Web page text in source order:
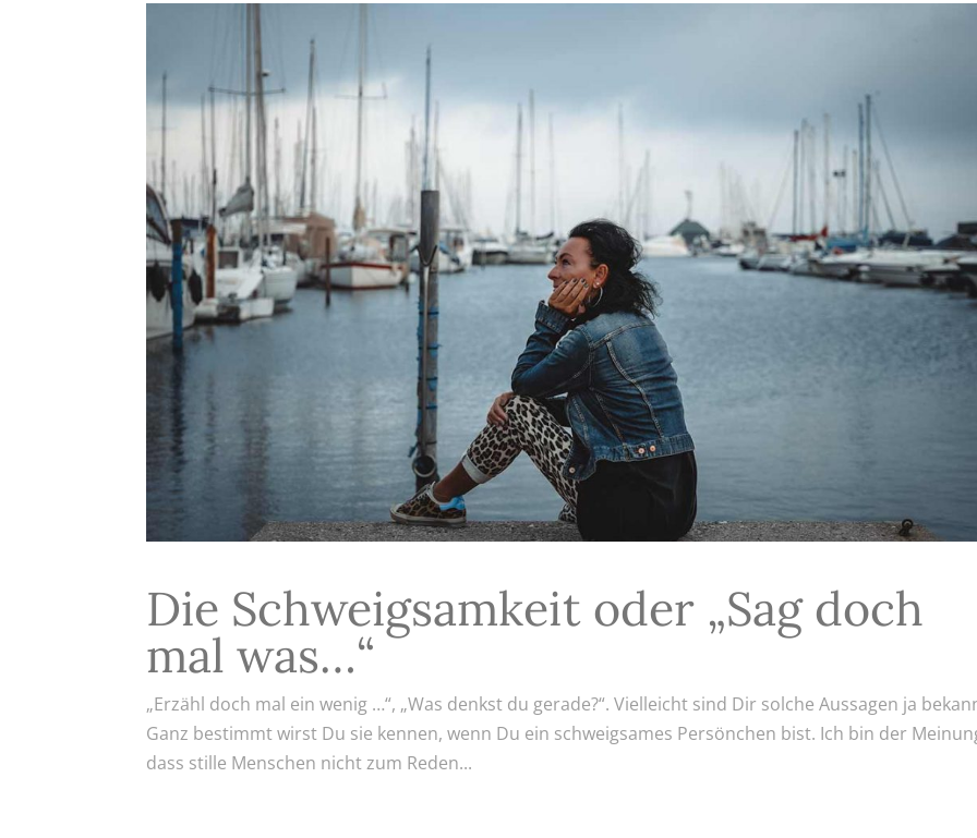
Die Schweigsamkeit oder „Sag doch
mal was…“
„Erzähl doch mal ein wenig …“, „Was denkst du gerade?“. Vielleicht sind Dir solche Aussagen ja
Ganz bestimmt wirst Du sie kennen, wenn Du ein schweigsames Persönchen bist. Ich bin der
dass stille Menschen nicht zum Reden...